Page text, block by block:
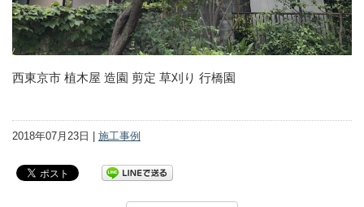
西東京市 植木屋 造園 剪定 草刈り 行橋園
2018年07月23日 | 施工事例